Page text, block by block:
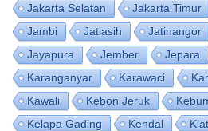
Jakarta Selatan
Jakarta Timur
Jambi
Jatiasih Jatinangor
Jayapura
Jember Jepara
Karanganyar
Karawaci
Kawali
Kebon Jeruk
Kelapa Gading
Kendal